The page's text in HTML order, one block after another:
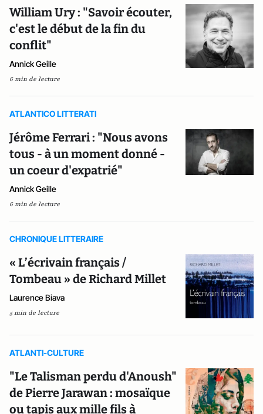
William Ury : "Savoir écouter,
c'est le début de la fin du
conflit"
Annick Geille
6 min de lecture
ATLANTICO LITTERATI
Jérôme Ferrari : "Nous avons
tous - à un moment donné -
un coeur d'expatrié"
Annick Geille
6 min de lecture
CHRONIQUE LITTERAIRE
« L’écrivain français /
Tombeau » de Richard Millet
Laurence Biava
5 min de lecture
ATLANTI-CULTURE
"Le Talisman perdu d'Anoush"
de Pierre Jarawan : mosaïque
ou tapis aux mille fils à